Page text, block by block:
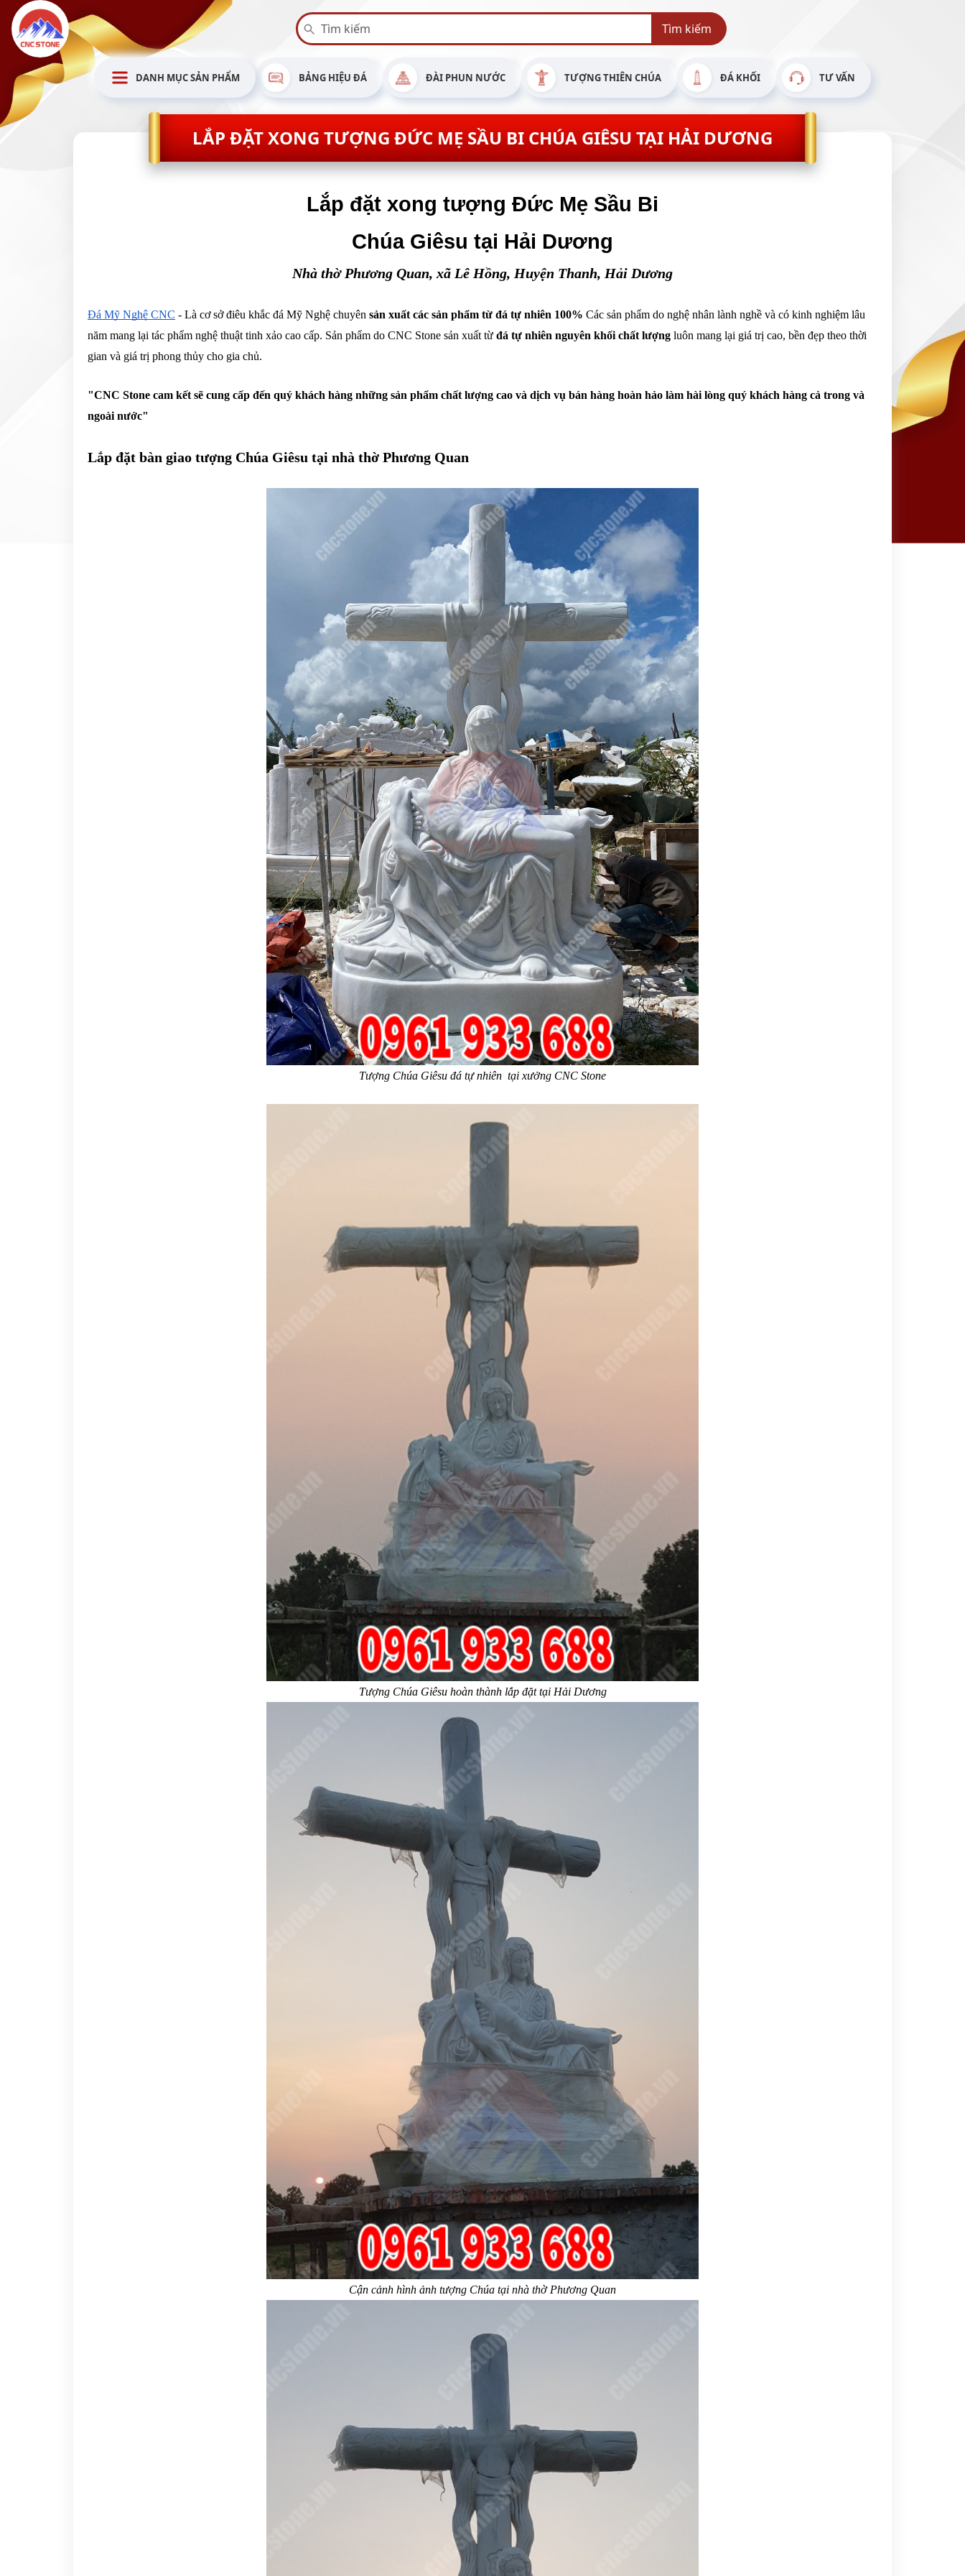
Tìm kiếm
DANH MỤC SẢN PHẨM BẢNG HIỆU ĐÁ ĐÀI PHUN NƯỚC TƯỢNG THIÊN CHÚA ĐÁ KHỐI TƯ VẤN
LẮP ĐẶT XONG TƯỢNG ĐỨC MẸ SẦU BI CHÚA GIÊSU TẠI HẢI DƯƠNG
Lắp đặt xong tượng Đức Mẹ Sầu Bi
Chúa Giêsu tại Hải Dương
Nhà thờ Phương Quan, xã Lê Hồng, Huyện Thanh, Hải Dương
Đá Mỹ Nghệ CNC - Là cơ sở điêu khắc đá Mỹ Nghệ chuyên sản xuất các sản phẩm từ đá tự nhiên 100% Các sản phẩm do nghệ nhân lành nghề và có kinh nghiệm lâu
năm mang lại tác phẩm nghệ thuật tinh xảo cao cấp. Sản phẩm do CNC Stone sản xuất từ đá tự nhiên nguyên khối chất lượng luôn mang lại giá trị cao, bền đẹp theo thời
gian và giá trị phong thủy cho gia chủ.
"CNC Stone cam kết sẽ cung cấp đến quý khách hàng những sản phẩm chất lượng cao và dịch vụ bán hàng hoàn hảo làm hài lòng quý khách hàng cả trong và
ngoài nước"
Lắp đặt bàn giao tượng Chúa Giêsu tại nhà thờ Phương Quan
Tượng Chúa Giêsu đá tự nhiên  tại xưởng CNC Stone
Tượng Chúa Giêsu hoàn thành lắp đặt tại Hải Dương
Cận cảnh hình ảnh tượng Chúa tại nhà thờ Phương Quan